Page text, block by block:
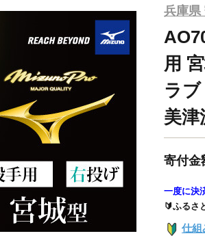
兵庫県
用
ラ
美津
寄付金
一度に決
🔰ふるさ
仕組